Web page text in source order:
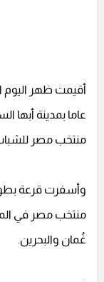
عاما بمدينة أبها
منتخب مصر
منتخب مصر في
غُمان والبحرين.